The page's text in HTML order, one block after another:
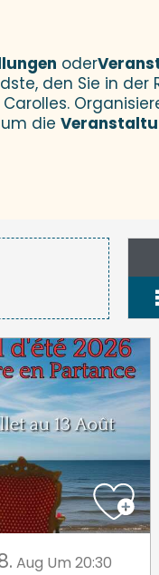
oder
den Sie in der
die
Aug Um 20:30